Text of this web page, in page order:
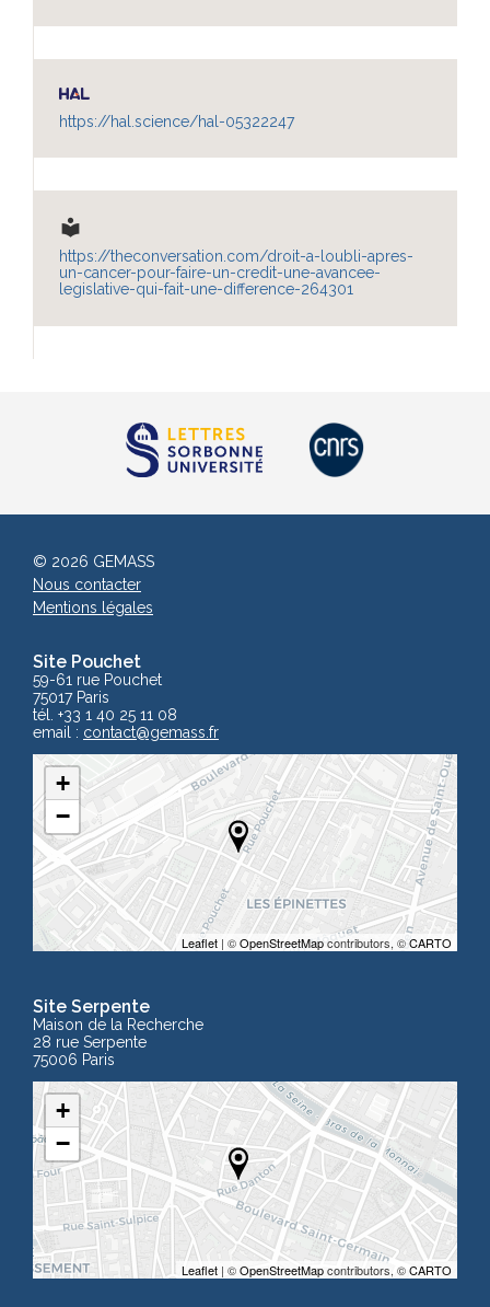
https://hal.science/hal-05322247
local_library
https://theconversation.com/droit-a-loubli-apres-
un-cancer-pour-faire-un-credit-une-avancee-
legislative-qui-fait-une-difference-264301
Site Pouchet
59-61 rue Pouchet
75017 Paris
tél. +33 1 40 25 11 08
email : contact@gemass.fr
+
−
Leaflet | ©OpenStreetMapcontributors, ©CARTO
Site Serpente
Maison de la Recherche
28 rue Serpente
75006 Paris
+
−
Leaflet | ©OpenStreetMapcontributors, ©CARTO
© 2026 GEMASS
Nous contacter
Mentions légales